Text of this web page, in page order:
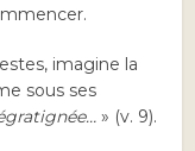
imagine la
sous ses
» (v. 9).